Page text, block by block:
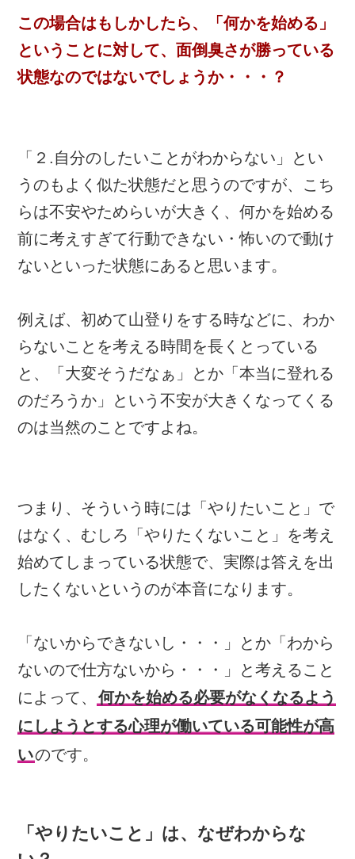
この場合はもしかしたら、「何かを始める」
ということに対して、面倒臭さが勝っている
状態なのではないでしょうか・・・？
「２.自分のしたいことがわからない」とい
うのもよく似た状態だと思うのですが、こち
らは不安やためらいが大きく、何かを始める
前に考えすぎて行動できない・怖いので動け
ないといった状態にあると思います。
例えば、初めて山登りをする時などに、わか
らないことを考える時間を長くとっている
と、「大変そうだなぁ」とか「本当に登れる
のだろうか」という不安が大きくなってくる
のは当然のことですよね。
つまり、そういう時には「やりたいこと」で
はなく、むしろ「やりたくないこと」を考え
始めてしまっている状態で、実際は答えを出
したくないというのが本音になります。
「ないからできないし・・・」とか「わから
ないので仕方ないから・・・」と考えること
によって、 何かを始める必要がなくなるよう
にしようとする心理が働いている可能性が高
いのです。
「やりたいこと」は、なぜわからな